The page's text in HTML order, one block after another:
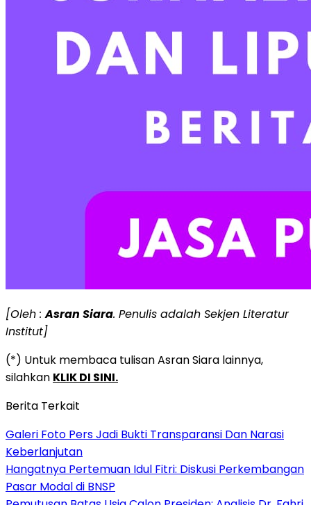
[Oleh :Asran Siara. Penulis adalah Sekjen Literatur
Institut]
(*) Untuk membaca tulisan Asran Siara lainnya,
silahkan KLIK DI SINI.
Berita Terkait
Galeri Foto Pers Jadi Bukti Transparansi Dan Narasi
Keberlanjutan
Hangatnya Pertemuan Idul Fitri: Diskusi Perkembangan
Pasar Modal di BNSP